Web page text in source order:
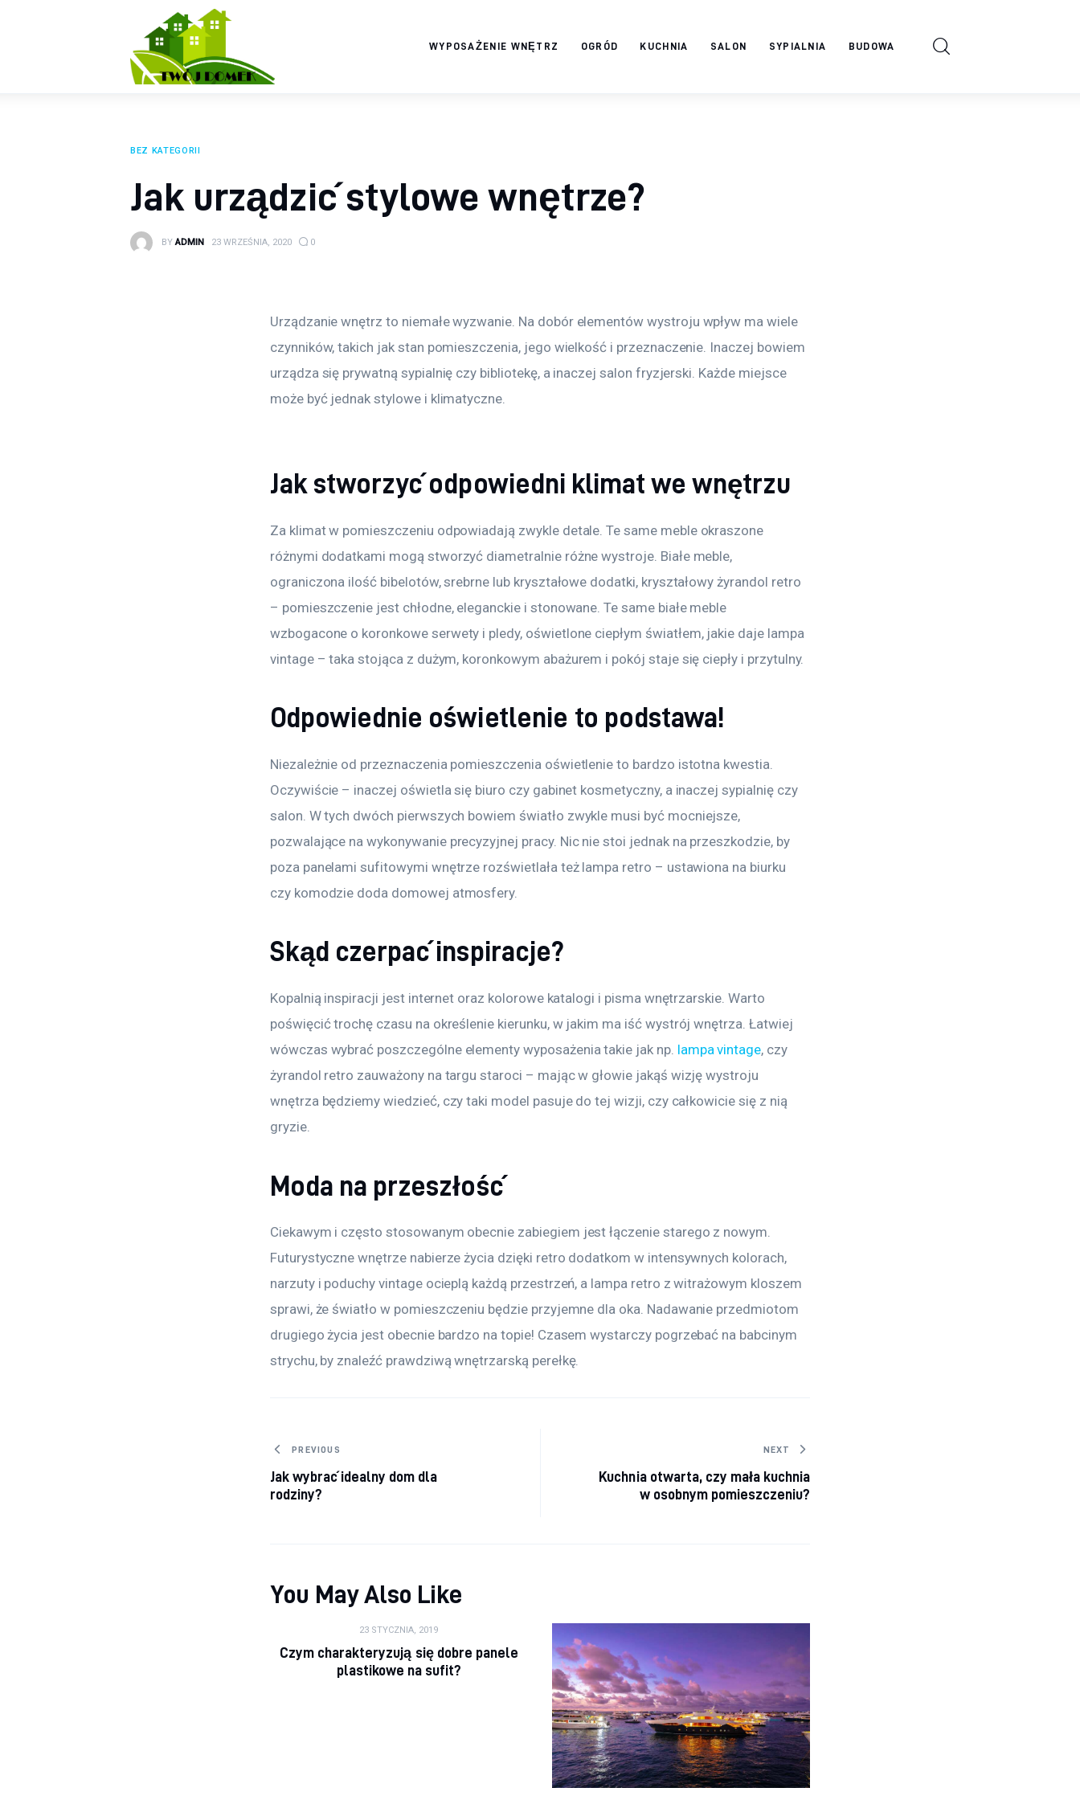
WYPOSAŻENIE WNĘTRZ OGRÓD KUCHNIA SALON SYPIALNIA BUDOWA
BEZ KATEGORII
Jak urządzić stylowe wnętrze?
BY ADMIN 23 WRZEŚNIA, 2020 0
Urządzanie wnętrz to niemałe wyzwanie. Na dobór elementów wystroju wpływ ma wiele
czynników, takich jak stan pomieszczenia, jego wielkość i przeznaczenie. Inaczej bowiem
urządza się prywatną sypialnię czy bibliotekę, a inaczej salon fryzjerski. Każde miejsce
może być jednak stylowe i klimatyczne.
Jak stworzyć odpowiedni klimat we wnętrzu
Za klimat w pomieszczeniu odpowiadają zwykle detale. Te same meble okraszone
różnymi dodatkami mogą stworzyć diametralnie różne wystroje. Białe meble,
ograniczona ilość bibelotów, srebrne lub kryształowe dodatki, kryształowy żyrandol retro
– pomieszczenie jest chłodne, eleganckie i stonowane. Te same białe meble
wzbogacone o koronkowe serwety i pledy, oświetlone ciepłym światłem, jakie daje lampa
vintage – taka stojąca z dużym, koronkowym abażurem i pokój staje się ciepły i przytulny.
Odpowiednie oświetlenie to podstawa!
Niezależnie od przeznaczenia pomieszczenia oświetlenie to bardzo istotna kwestia.
Oczywiście – inaczej oświetla się biuro czy gabinet kosmetyczny, a inaczej sypialnię czy
salon. W tych dwóch pierwszych bowiem światło zwykle musi być mocniejsze,
pozwalające na wykonywanie precyzyjnej pracy. Nic nie stoi jednak na przeszkodzie, by
poza panelami sufitowymi wnętrze rozświetlała też lampa retro – ustawiona na biurku
czy komodzie doda domowej atmosfery.
Skąd czerpać inspiracje?
Kopalnią inspiracji jest internet oraz kolorowe katalogi i pisma wnętrzarskie. Warto
poświęcić trochę czasu na określenie kierunku, w jakim ma iść wystrój wnętrza. Łatwiej
wówczas wybrać poszczególne elementy wyposażenia takie jak np. lampa vintage, czy
żyrandol retro zauważony na targu staroci – mając w głowie jakąś wizję wystroju
wnętrza będziemy wiedzieć, czy taki model pasuje do tej wizji, czy całkowicie się z nią
gryzie.
Moda na przeszłość
Ciekawym i często stosowanym obecnie zabiegiem jest łączenie starego z nowym.
Futurystyczne wnętrze nabierze życia dzięki retro dodatkom w intensywnych kolorach,
narzuty i poduchy vintage ocieplą każdą przestrzeń, a lampa retro z witrażowym kloszem
sprawi, że światło w pomieszczeniu będzie przyjemne dla oka. Nadawanie przedmiotom
drugiego życia jest obecnie bardzo na topie! Czasem wystarczy pogrzebać na babcinym
strychu, by znaleźć prawdziwą wnętrzarską perełkę.
Nawigacja wpisu
PREVIOUS
Jak wybrać idealny dom dla
rodziny?
NEXT
Kuchnia otwarta, czy mała kuchnia
w osobnym pomieszczeniu?
You May Also Like
23 STYCZNIA, 2019
Czym charakteryzują się dobre panele
plastikowe na sufit?